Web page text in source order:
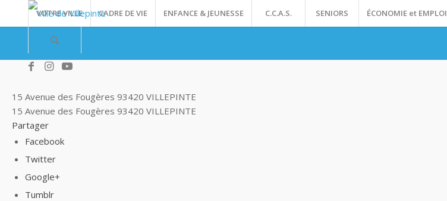
VOTRE VILLE CADRE DE VIE ENFANCE & JEUNESSE C.C.A.S. SENIORS ÉCONOMIE et EMPLOI
15 Avenue des Fougères 93420 VILLEPINTE
15 Avenue des Fougères 93420 VILLEPINTE
Partager
Facebook
Twitter
Google+
Tumblr